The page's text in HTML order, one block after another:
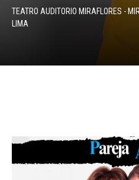
TEATRO AUDITORIO MIRAFLORES -
LIMA